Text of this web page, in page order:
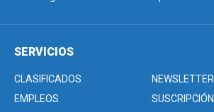
SERVICIOS
CLASIFICADOS
NEWSLETTER
EMPLEOS
SUSCRIPCIÓN